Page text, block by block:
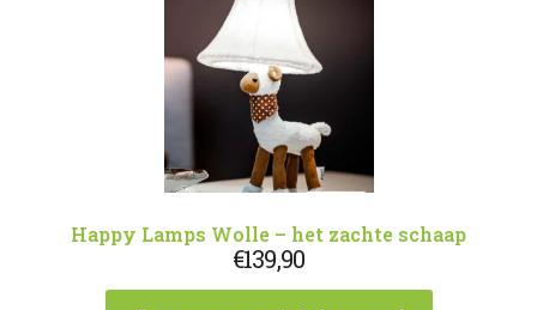
Happy Lamps Wolle – het zachte schaap
€139,90